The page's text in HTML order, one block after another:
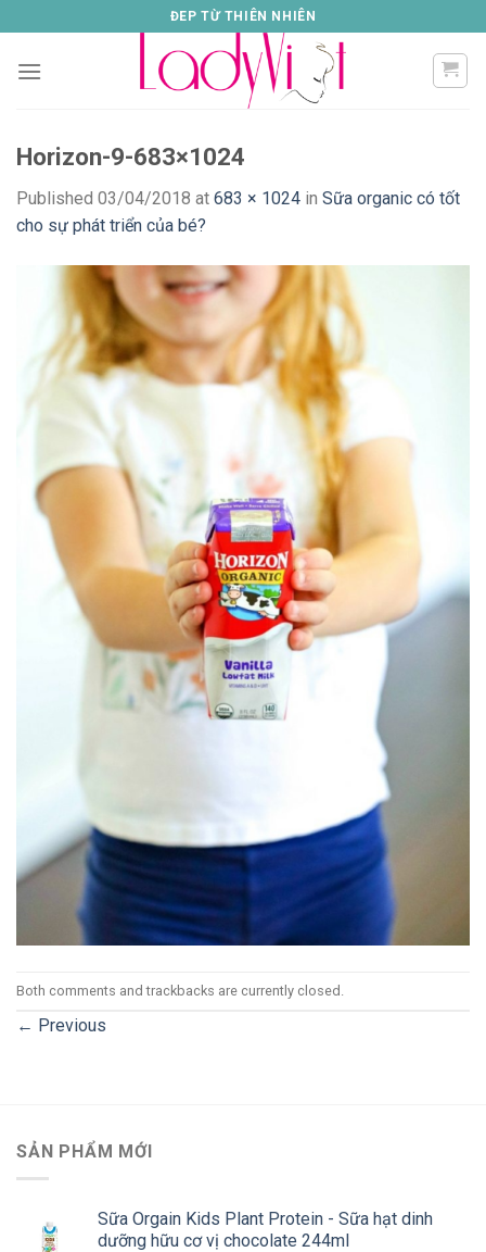
to
content
ĐEP TỪ THIÊN NHIÊN
Horizon-9-683×1024
Published 03/04/2018 at 683 × 1024 in Sữa organic có tốt
cho sự phát triển của bé?
Both comments and trackbacks are currently closed.
← Previous
SẢN PHẨM MỚI
Sữa Orgain Kids Plant Protein - Sữa hạt dinh
dưỡng hữu cơ vị chocolate 244ml